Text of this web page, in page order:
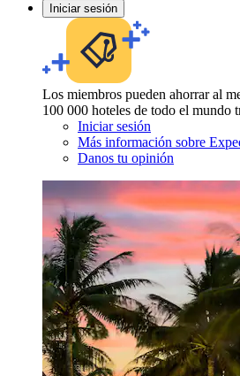
Iniciar sesión
Los miembros pueden ahorrar al
100 000 hoteles de todo el mundo
Iniciar sesión
Más información sobre
Danos tu opinión